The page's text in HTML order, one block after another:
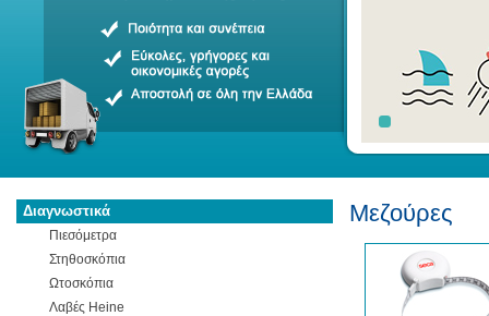
Διαγνωστικά
Πιεσόμετρα
Στηθοσκόπια
Ωτοσκόπια
Λαβές Heine
Μεζούρες